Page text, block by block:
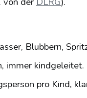
Blubbern,
immer kindgeleitet.
pro Kind,